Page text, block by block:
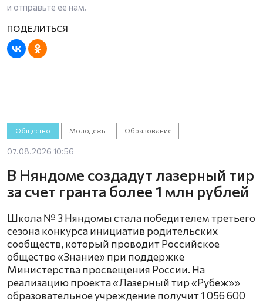
и отправьте ее нам.
Общество Молодёжь Образование
07.08.2026 10:56
В Няндоме создадут лазерный тир
за счет гранта более 1 млн рублей
Школа № 3 Няндомы стала победителем третьего
сезона конкурса инициатив родительских
сообществ, который проводит Российское
общество «Знание» при поддержке
Министерства просвещения России. На
реализацию проекта «Лазерный тир «Рубеж»»
образовательное учреждение получит 1 056 600